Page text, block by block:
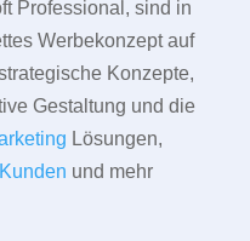
Professional, sind in
Werbekonzept auf
Konzepte,
Gestaltung und die
Lösungen,
Kunden und mehr